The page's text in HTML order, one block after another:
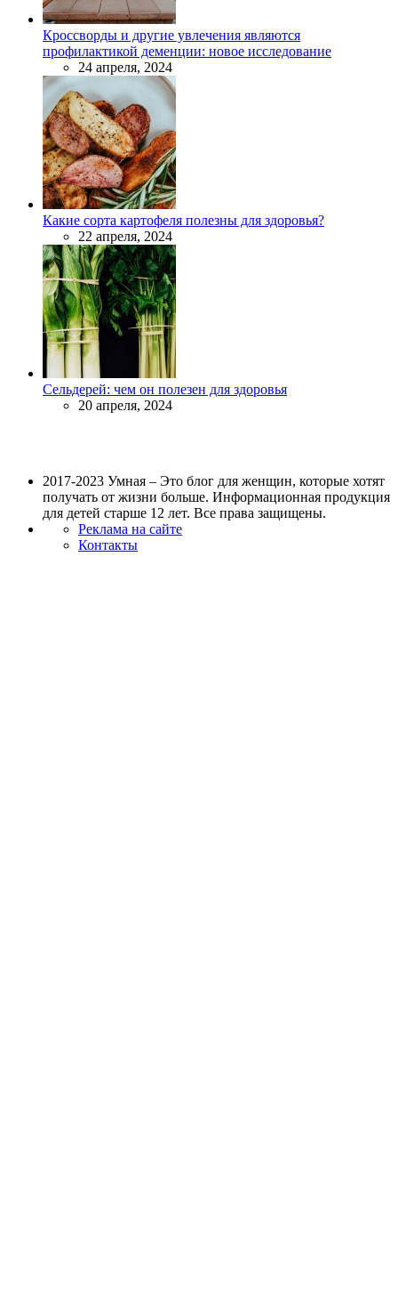
Кроссворды и другие увлечения являются
профилактикой деменции: новое исследование
24 апреля, 2024
Какие сорта картофеля полезны для здоровья?
22 апреля, 2024
Сельдерей: чем он полезен для здоровья
20 апреля, 2024
2017-2023 Умная – Это блог для женщин, которые хотят
получать от жизни больше. Информационная продукция
для детей старше 12 лет. Все права защищены.
Реклама на сайте
Контакты